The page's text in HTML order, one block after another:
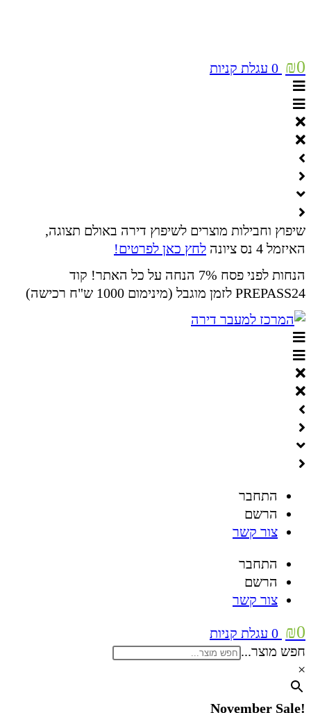
₪0
0 עגלת קניות
שיפוץ וחבילות מוצרים לשיפוץ דירה באולם תצוגה,
האיזמל 4 נס ציונה
לחץ כאן לפרטים!
הנחות לפני פסח 7% הנחה על כל האתר! קוד
PREPASS24 לזמן מוגבל (מינימום 1000 ש"ח רכישה)
התחבר
הרשם
צור קשר
התחבר
הרשם
צור קשר
₪0
0 עגלת קניות
חפש מוצר...
×
!November Sale